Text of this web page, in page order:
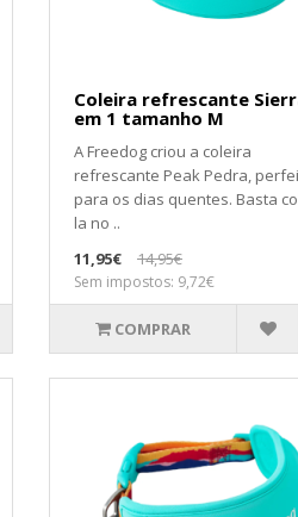
Coleira refrescante
em 1 tamanho M
A Freedog criou a coleira
refrescante Peak Pedra,
para os dias quentes. Basta
la no ..
11,95€
14,95€
Sem impostos: 9,72€
COMPRAR